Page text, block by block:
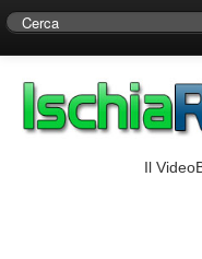
Centro di Ricerche
Il